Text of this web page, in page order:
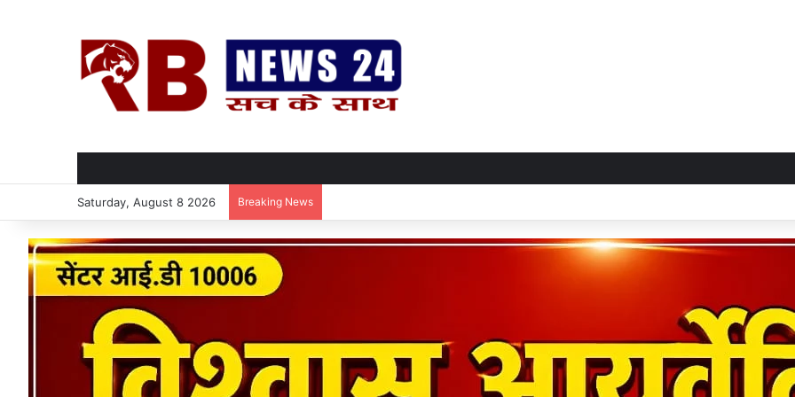
Saturday, August 8 2026 Breaking News